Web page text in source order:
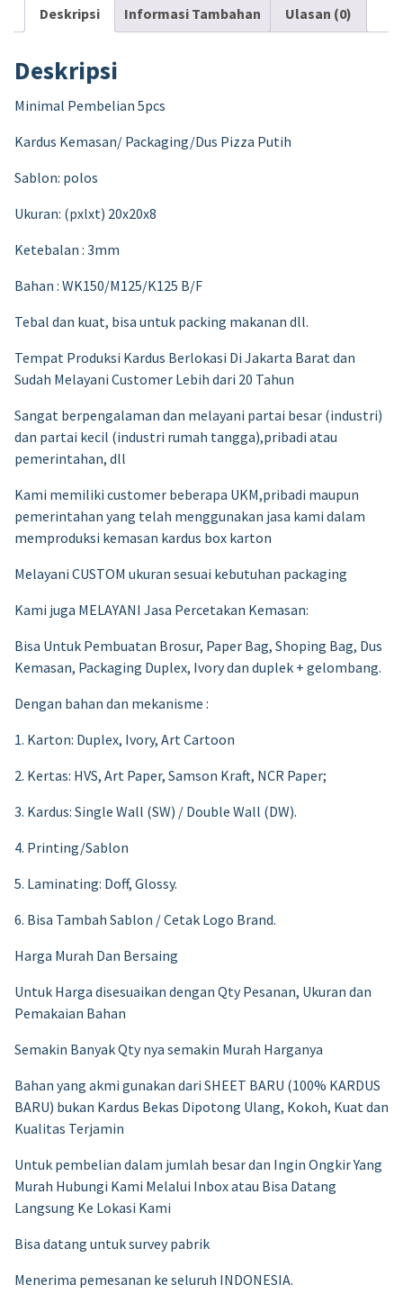
Deskripsi Informasi Tambahan Ulasan (0)
Deskripsi
Minimal Pembelian 5pcs
Kardus Kemasan/ Packaging/Dus Pizza Putih
Sablon: polos
Ukuran: (pxlxt) 20x20x8
Ketebalan : 3mm
Bahan : WK150/M125/K125 B/F
Tebal dan kuat, bisa untuk packing makanan dll.
Tempat Produksi Kardus Berlokasi Di Jakarta Barat dan
Sudah Melayani Customer Lebih dari 20 Tahun
Sangat berpengalaman dan melayani partai besar (industri)
dan partai kecil (industri rumah tangga),pribadi atau
pemerintahan, dll
Kami memiliki customer beberapa UKM,pribadi maupun
pemerintahan yang telah menggunakan jasa kami dalam
memproduksi kemasan kardus box karton
Melayani CUSTOM ukuran sesuai kebutuhan packaging
Kami juga MELAYANI Jasa Percetakan Kemasan:
Bisa Untuk Pembuatan Brosur, Paper Bag, Shoping Bag, Dus
Kemasan, Packaging Duplex, Ivory dan duplek + gelombang.
Dengan bahan dan mekanisme :
1. Karton: Duplex, Ivory, Art Cartoon
2. Kertas: HVS, Art Paper, Samson Kraft, NCR Paper;
3. Kardus: Single Wall (SW) / Double Wall (DW).
4. Printing/Sablon
5. Laminating: Doff, Glossy.
6. Bisa Tambah Sablon / Cetak Logo Brand.
Harga Murah Dan Bersaing
Untuk Harga disesuaikan dengan Qty Pesanan, Ukuran dan
Pemakaian Bahan
Semakin Banyak Qty nya semakin Murah Harganya
Bahan yang akmi gunakan dari SHEET BARU (100% KARDUS
BARU) bukan Kardus Bekas Dipotong Ulang, Kokoh, Kuat dan
Kualitas Terjamin
Untuk pembelian dalam jumlah besar dan Ingin Ongkir Yang
Murah Hubungi Kami Melalui Inbox atau Bisa Datang
Langsung Ke Lokasi Kami
Bisa datang untuk survey pabrik
Menerima pemesanan ke seluruh INDONESIA.